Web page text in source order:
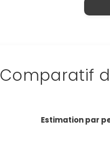
Comparatif
Estimation par